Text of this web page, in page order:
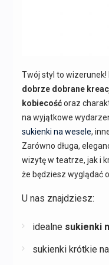
Twój styl to
dobrze dobrane
kobiecośćoraz
na wyjątkowe
sukienki na wesele,
Zarówno długa,
wizytę w teatrze, jak i
że będziesz wyglądać
U nas znajdziesz:
idealne sukienki
sukienki krótkie